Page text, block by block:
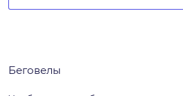
Беговелы